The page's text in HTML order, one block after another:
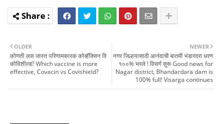
NEWER
नगर जिल्हयासाठी आनंदाची बातमी भंडारदरा धरण
१००% भरले ! विसर्ग सुरू Good news for
Nagar district, Bhandardara dam is
100% full! Visarga continues
OLDER
कोणती लस जास्त परिणामकारक कोव्हॅक्सिन वि
कोविशील्ड? Which vaccine is more
effective, Covacin vs Covishield?